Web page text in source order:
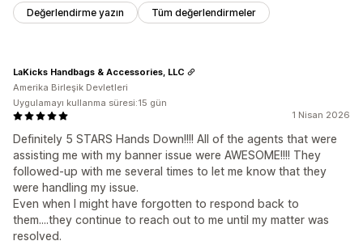
Değerlendirme yazın Tüm değerlendirmeler
1 Nisan 2026
Definitely 5 STARS Hands Down!!!! All of the agents that were
assisting me with my banner issue were AWESOME!!!! They
followed-up with me several times to let me know that they
were handling my issue.
Even when I might have forgotten to respond back to
them....they continue to reach out to me until my matter was
resolved.
LaKicks Handbags & Accessories, LLC
Amerika Birleşik Devletleri
Uygulamayı kullanma süresi:15 gün